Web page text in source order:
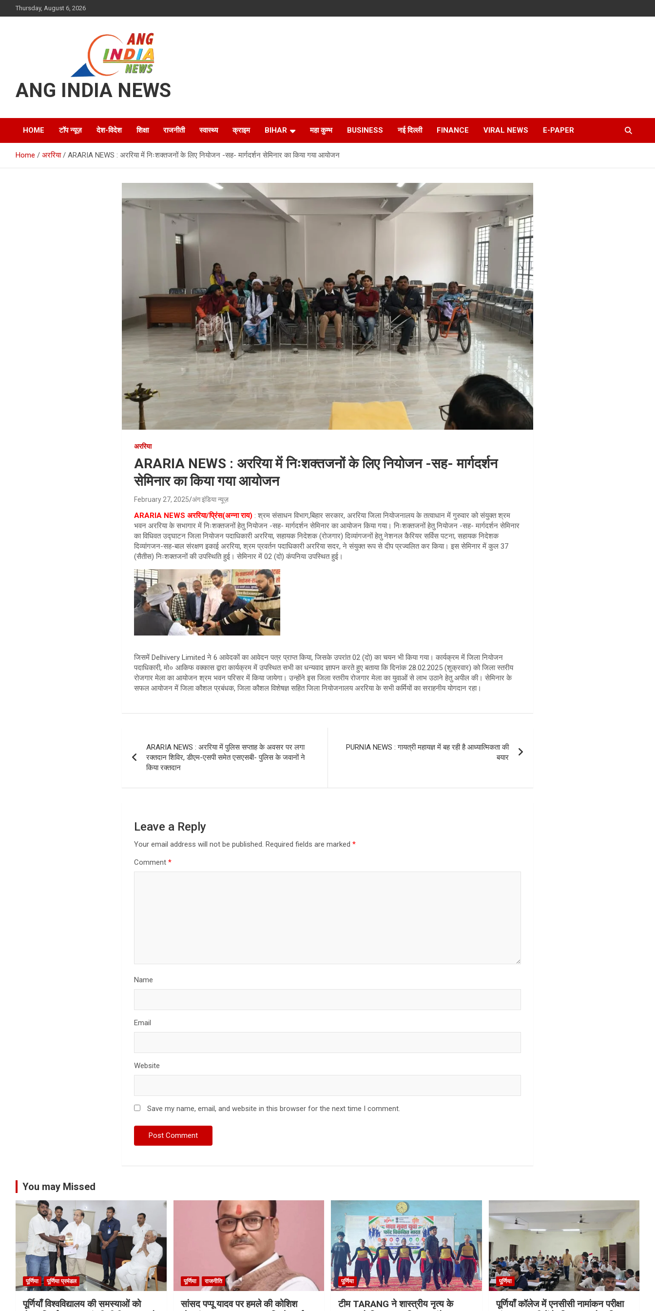
to
Thursday, August 6, 2026
ANG INDIA NEWS
HOME टॉप न्यूज़ देश-विदेश शिक्षा राजनीती स्वास्थ्य क्राइम BIHAR महा कुम्भ BUSINESS नई दिल्ली FINANCE VIRAL NEWS E-PAPER
Home अररिया ARARIA NEWS : अररिया में निःशक्तजनों के लिए नियोजन -सह- मार्गदर्शन सेमिनार का किया गया आयोजन
अररिया
ARARIA NEWS : अररिया में निःशक्तजनों के लिए नियोजन -सह- मार्गदर्शन
सेमिनार का किया गया आयोजन
February 27, 2025 अंग इंडिया न्यूज़
ARARIA NEWS अररिया/प्रिंस(अन्ना राय) : श्रम संसाधन विभाग,बिहार सरकार, अररिया जिला नियोजनालय के तत्वाधान में गुरुवार को संयुक्त श्रम
भवन अररिया के सभागार में निःशक्तजनों हेतु नियोजन -सह- मार्गदर्शन सेमिनार का आयोजन किया गया। निःशक्तजनों हेतु नियोजन -सह- मार्गदर्शन सेमिनार
का विधिवत उद्घाटन जिला नियोजन पदाधिकारी अररिया, सहायक निदेशक (रोजगार) दिव्यांगजनों हेतु नेशनल कैरियर सर्विस पटना, सहायक निदेशक
दिव्यांगजन-सह-बाल संरक्षण इकाई अररिया, श्रम प्रवर्तन पदाधिकारी अररिया सदर, ने संयुक्त रूप से दीप प्रज्वलित कर किया। इस सेमिनार में कुल 37
(सैतीस) निःशक्तजनों की उपस्थिति हुई। सेमिनार में 02 (दो) कंपनिया उपस्थित हुई।
जिसमें Delhivery Limited ने 6 आवेदकों का आवेदन पत्र प्राप्त किया, जिसके उपरांत 02 (दो) का चयन भी किया गया। कार्यक्रम में जिला नियोजन
पदाधिकारी, मो० आकिफ वक्कास द्वारा कार्यक्रम में उपस्थित सभी का धन्यवाद ज्ञापन करते हुए बताया कि दिनांक 28.02.2025 (शुक्रवार) को जिला स्तरीय
रोजगार मेला का आयोजन श्रम भवन परिसर में किया जायेगा। उन्होंने इस जिला स्तरीय रोजगार मेला का युवाओं से लाभ उठाने हेतु अपील की। सेमिनार के
सफल आयोजन में जिला कौशल प्रबंधक, जिला कौशल विशेषज्ञ सहित जिला नियोजनालय अररिया के सभी कर्मियों का सराहनीय योगदान रहा।
navigation
ARARIA NEWS : अररिया में पुलिस सप्ताह के अवसर पर लगा
रक्तदान शिविर, डीएम-एसपी समेत एसएसबी- पुलिस के जवानों ने
किया रक्तदान
PURNIA NEWS : गायत्री महायज्ञ में बह रही है आध्यात्मिकता की
बयार
Leave a Reply
Your email address will not be published. Required fields are marked*
Comment*
Name
Email
Website
Save my name, email, and website in this browser for the next time I comment.
You may Missed
पूर्णिया पूर्णिया प्रमंडल
पूर्णियाँ विश्वविद्यालय की समस्याओं को
पूर्णिया राजनीति
सांसद पप्पू यादव पर हमले की कोशिश
पूर्णिया
टीम TARANG ने शास्त्रीय नृत्य के
पूर्णिया
पूर्णियाँ कॉलेज में एनसीसी नामांकन परीक्षा